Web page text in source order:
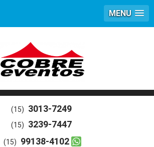
MENU
(15) 3013-7249
(15) 3239-7447
(15) 99138-4102